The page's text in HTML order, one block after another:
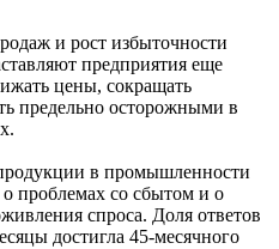
и рост избыточности
предприятия еще
цены, сокращать
предельно осторожными в
в промышленности
проблемах со сбытом и о
спроса. Доля ответов
достигла 45-месячного